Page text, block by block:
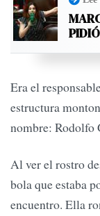
Era el
estructura
nombre: Rodolfo
Al ver el rostro
bola que estaba
encuentro. Ella